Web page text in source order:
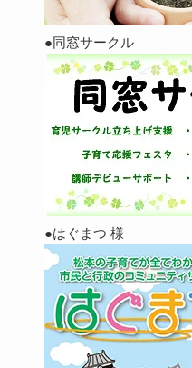
●同窓サークル
●はぐまつ 様